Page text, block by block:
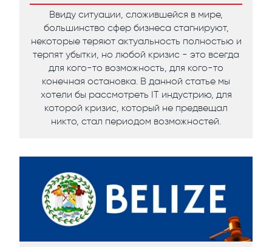
Ввиду ситуации, сложившейся в мире,
большинство сфер бизнеса стагнируют,
некоторые теряют актуальность полностью и
терпят убытки, но любой кризис - это всегда
для кого-то возможность, для кого-то
конечная остановка. В данной статье мы
хотели бы рассмотреть IT индустрию, для
которой кризис, который не предвещал
никто, стал периодом возможностей.